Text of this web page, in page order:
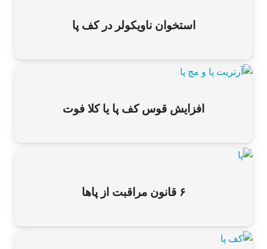
استخوان ناویکولر در کف پا
افزایش قوس کف پا یا کلا فوت
۶ قانون مراقبت از پاها